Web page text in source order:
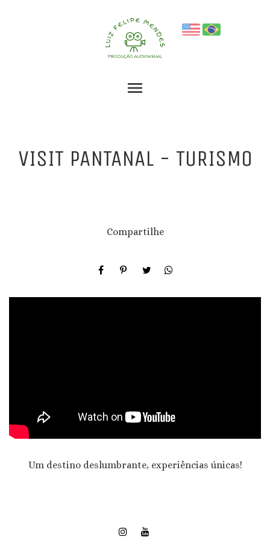
menu
VISIT PANTANAL - TURISMO
Compartilhe
Um destino deslumbrante, experiências únicas!